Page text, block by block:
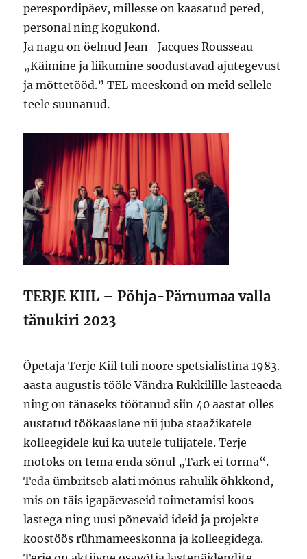
perespordipäev, millesse on kaasatud pered,
personal ning kogukond.
Ja nagu on öelnud Jean- Jacques Rousseau
„Käimine ja liikumine soodustavad ajutegevust
ja mõttetööd.” TEL meeskond on meid sellele
teele suunanud.
TERJE KIIL – Põhja-Pärnumaa valla
tänukiri 2023
Õpetaja Terje Kiil tuli noore spetsialistina 1983.
aasta augustis tööle Vändra Rukkilille lasteaeda
ning on tänaseks töötanud siin 40 aastat olles
austatud töökaaslane nii juba staažikatele
kolleegidele kui ka uutele tulijatele. Terje
motoks on tema enda sõnul „Tark ei torma“.
Teda ümbritseb alati mõnus rahulik õhkkond,
mis on täis igapäevaseid toimetamisi koos
lastega ning uusi põnevaid ideid ja projekte
koostöös rühmameeskonna ja kolleegidega.